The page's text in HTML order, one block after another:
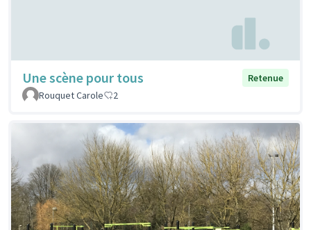
Une scène pour tous
Retenue
Rouquet Carole
2